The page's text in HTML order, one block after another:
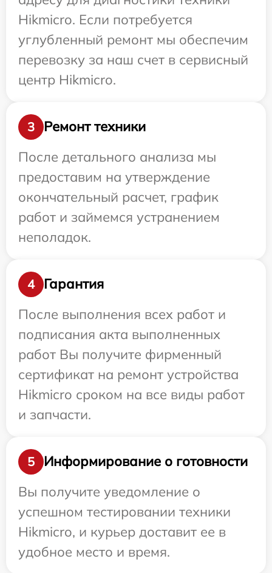
Hikmicro. Если потребуется
углубленный ремонт мы обеспечим
перевозку за наш счет в сервисный
центр Hikmicro.
3
Ремонт техники
После детального анализа мы
предоставим на утверждение
окончательный расчет, график
работ и займемся устранением
неполадок.
4
Гарантия
После выполнения всех работ и
подписания акта выполненных
работ Вы получите фирменный
сертификат на ремонт устройства
Hikmicro сроком на все виды работ
и запчасти.
5
Информирование о готовности
Вы получите уведомление о
успешном тестировании техники
Hikmicro, и курьер доставит ее в
удобное место и время.